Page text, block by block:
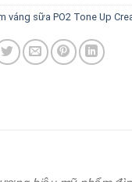
váng sữa PO2 Tone Up